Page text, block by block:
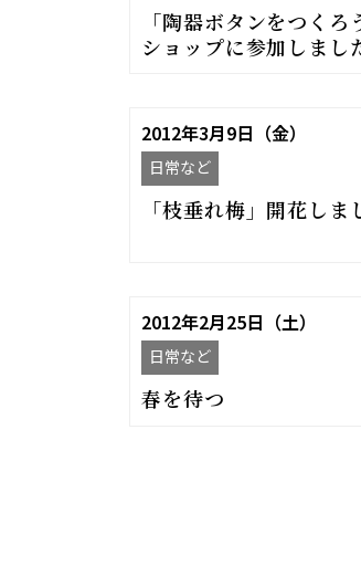
「陶器ボタンをつくろ
ショップに参加しまし
2012年3月9日（金）
日常など
「枝垂れ梅」開花しま
2012年2月25日（土）
日常など
春を待つ